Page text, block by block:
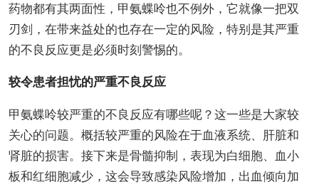
药物都有其两面性，甲氨蝶呤也不例外，它就像一把双
刃剑，在带来益处的也存在一定的风险，特别是其严重
的不良反应更是必须时刻警惕的。
较令患者担忧的严重不良反应
甲氨蝶呤较严重的不良反应有哪些呢？这一些是大家较
关心的问题。概括较严重的风险在于血液系统、肝脏和
肾脏的损害。接下来是骨髓抑制，表现为白细胞、血小
板和红细胞减少，这会导致感染风险增加，出血倾向加